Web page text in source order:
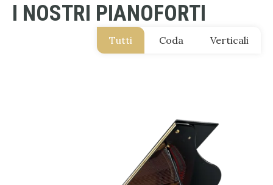
I NOSTRI PIANOFORTI
Tutti Coda Verticali